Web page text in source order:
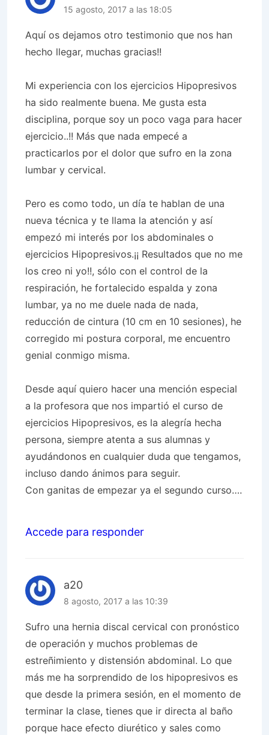
15 agosto, 2017 a las 18:05
Aquí os dejamos otro testimonio que nos han
hecho llegar, muchas gracias!!
Mi experiencia con los ejercicios Hipopresivos
ha sido realmente buena. Me gusta esta
disciplina, porque soy un poco vaga para hacer
ejercicio..!! Más que nada empecé a
practicarlos por el dolor que sufro en la zona
lumbar y cervical.
Pero es como todo, un día te hablan de una
nueva técnica y te llama la atención y así
empezó mi interés por los abdominales o
ejercicios Hipopresivos.¡¡ Resultados que no me
los creo ni yo!!, sólo con el control de la
respiración, he fortalecido espalda y zona
lumbar, ya no me duele nada de nada,
reducción de cintura (10 cm en 10 sesiones), he
corregido mi postura corporal, me encuentro
genial conmigo misma.
Desde aquí quiero hacer una mención especial
a la profesora que nos impartió el curso de
ejercicios Hipopresivos, es la alegría hecha
persona, siempre atenta a sus alumnas y
ayudándonos en cualquier duda que tengamos,
incluso dando ánimos para seguir.
Con ganitas de empezar ya el segundo curso….
Accede para responder
a20
8 agosto, 2017 a las 10:39
Sufro una hernia discal cervical con pronóstico
de operación y muchos problemas de
estreñimiento y distensión abdominal. Lo que
más me ha sorprendido de los hipopresivos es
que desde la primera sesión, en el momento de
terminar la clase, tienes que ir directa al baño
porque hace efecto diurético y sales como